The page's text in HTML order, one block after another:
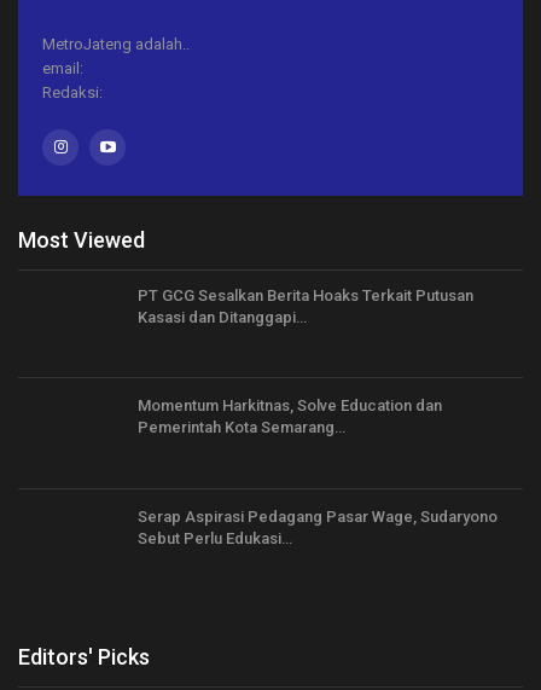
MetroJateng adalah..
email:
Redaksi:
Most Viewed
PT GCG Sesalkan Berita Hoaks Terkait Putusan
Kasasi dan Ditanggapi…
Momentum Harkitnas, Solve Education dan
Pemerintah Kota Semarang…
Serap Aspirasi Pedagang Pasar Wage, Sudaryono
Sebut Perlu Edukasi…
Editors' Picks